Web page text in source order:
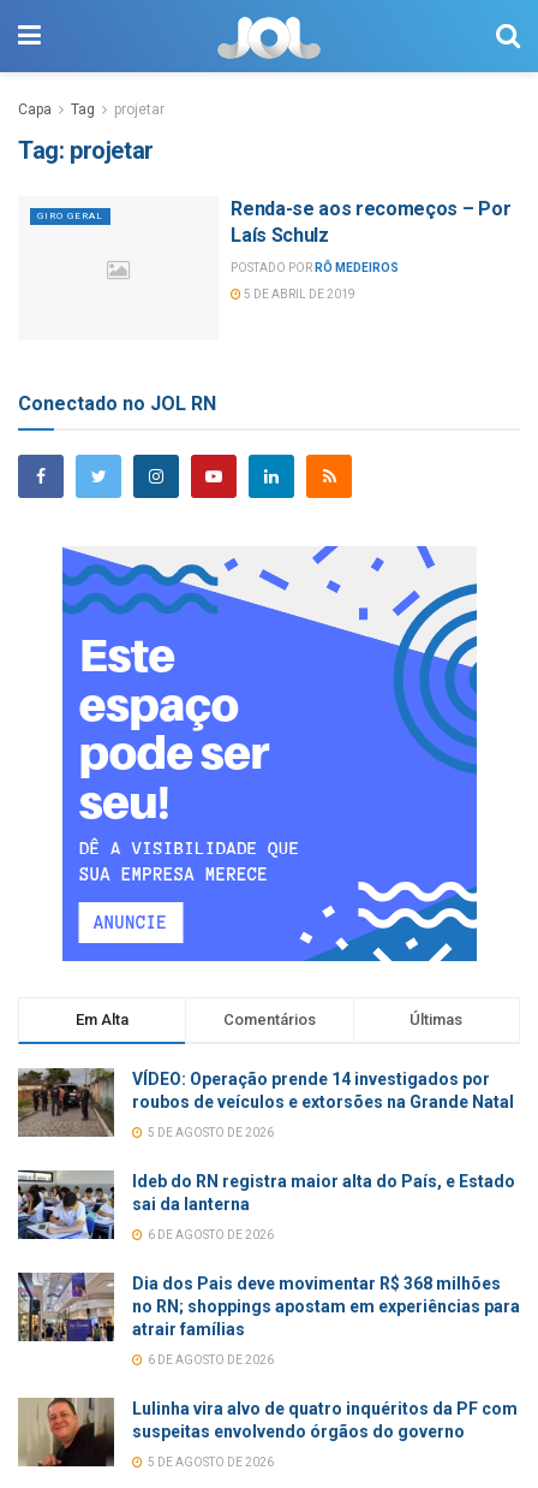
Capa Tag projetar
Tag: projetar
GIRO GERAL
Renda-se aos recomeços – Por
Laís Schulz
POSTADO POR RÔ MEDEIROS
5 DE ABRIL DE 2019
Conectado no JOL RN
Em Alta Comentários Últimas
VÍDEO: Operação prende 14 investigados por
roubos de veículos e extorsões na Grande Natal
5 DE AGOSTO DE 2026
Ideb do RN registra maior alta do País, e Estado
sai da lanterna
6 DE AGOSTO DE 2026
Dia dos Pais deve movimentar R$ 368 milhões
no RN; shoppings apostam em experiências para
atrair famílias
6 DE AGOSTO DE 2026
Lulinha vira alvo de quatro inquéritos da PF com
suspeitas envolvendo órgãos do governo
5 DE AGOSTO DE 2026